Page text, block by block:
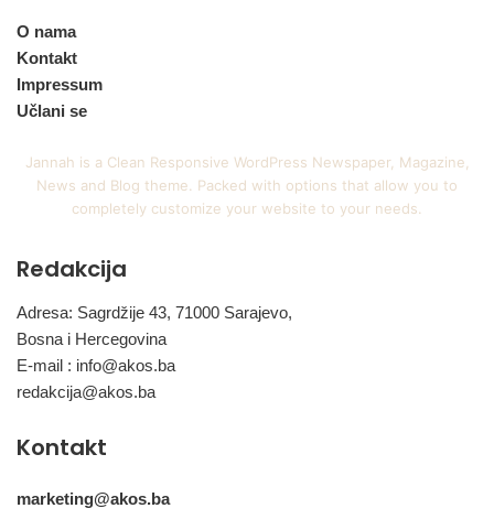
O nama
Kontakt
Impressum
Učlani se
Jannah is a Clean Responsive WordPress Newspaper, Magazine,
News and Blog theme. Packed with options that allow you to
completely customize your website to your needs.
Redakcija
Adresa: Sagrdžije 43, 71000 Sarajevo,
Bosna i Hercegovina
E-mail : info@akos.ba
redakcija@akos.ba
Kontakt
marketing@akos.ba